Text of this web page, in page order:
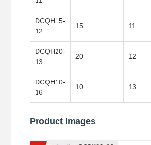
DCQH15-
12
15 11
DCQH20-
13
20 12
DCQH10-
16
10 13
Product Images